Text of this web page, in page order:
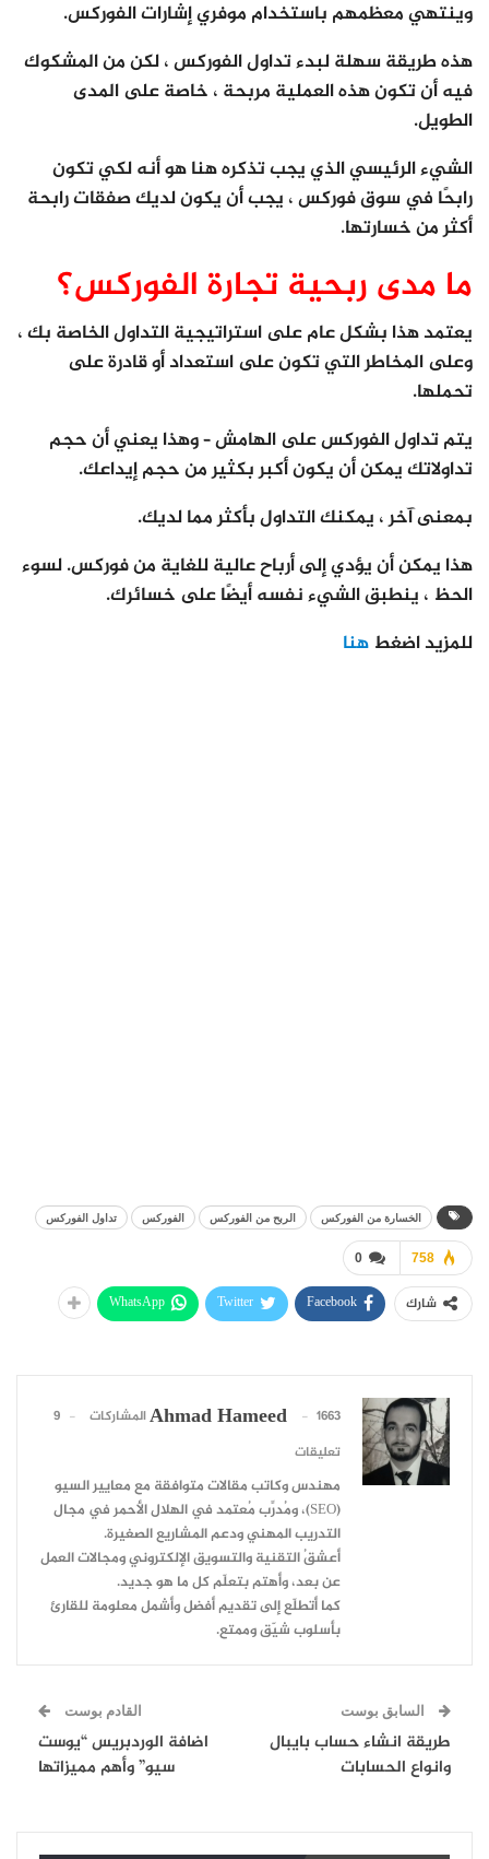
وينتهي معظمهم باستخدام موفري إشارات الفوركس.
هذه طريقة سهلة لبدء تداول الفوركس ، لكن من المشكوك
فيه أن تكون هذه العملية مربحة ، خاصة على المدى
الطويل.
الشيء الرئيسي الذي يجب تذكره هنا هو أنه لكي تكون
رابحًا في سوق فوركس ، يجب أن يكون لديك صفقات رابحة
أكثر من خسارتها.
ما مدى ربحية تجارة الفوركس؟
يعتمد هذا بشكل عام على استراتيجية التداول الخاصة بك ،
وعلى المخاطر التي تكون على استعداد أو قادرة على
تحملها.
يتم تداول الفوركس على الهامش – وهذا يعني أن حجم
تداولاتك يمكن أن يكون أكبر بكثير من حجم إيداعك.
بمعنى آخر ، يمكنك التداول بأكثر مما لديك.
هذا يمكن أن يؤدي إلى أرباح عالية للغاية من فوركس. لسوء
الحظ ، ينطبق الشيء نفسه أيضًا على خسائرك.
للمزيد اضغط هنا
الخسارة من الفوركس الربح من الفوركس الفوركس تداول الفوركس
0 758
شارك Facebook
Twitter
WhatsApp
Ahmad Hameed 1663 المشاركات
9
تعليقات
مهندس وكاتب مقالات متوافقة مع معايير السيو
(SEO)، ومُدرِّب مُعتمد في الهلال الأحمر في مجال
التدريب المهني ودعم المشاريع الصغيرة.
أعشقُ التقنية والتسويق الإلكتروني ومجالات العمل
عن بعد، وأهتم بتعلّم كل ما هو جديد.
كما أتطلّع إلى تقديم أفضل وأشمل معلومة للقارئ
بأسلوب شيّق وممتع.
السابق بوست
طريقة انشاء حساب بايبال
وانواع الحسابات
القادم بوست
اضافة الوردبريس “يوست
سيو” وأهم مميزاتها